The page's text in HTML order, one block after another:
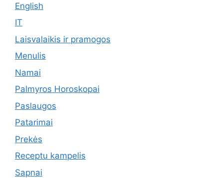
English
IT
Laisvalaikis ir pramogos
Menulis
Namai
Palmyros Horoskopai
Paslaugos
Patarimai
Prekės
Receptu kampelis
Sapnai